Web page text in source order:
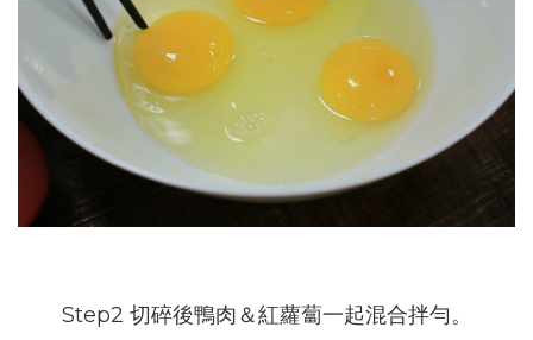
Step2 切碎後鴨肉＆紅蘿蔔一起混合拌勻。